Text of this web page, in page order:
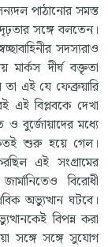
পাঠানোর সমস্ত
দৃঢ়তার সঙ্গে বলতেন।
সদস্যরাও
দীর্ঘ বক্তৃতা
এই যে ফেব্রুয়ারি
এই বিপ্লবকে দেখা
ও বুর্জোয়াদের মধ্যে
শুরু হয়ে গেল।
এই সংগ্রামের
বিরোধী
অভ্যুত্থান ঘটবে।
বিপন্ন করা
সঙ্গে সঙ্গে সুযোগ